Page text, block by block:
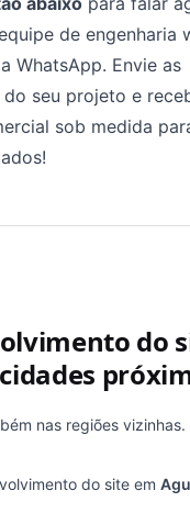
de engenharia
WhatsApp. Envie as
do seu projeto e
sob medida
do
nas regiões vizinhas.
do site em